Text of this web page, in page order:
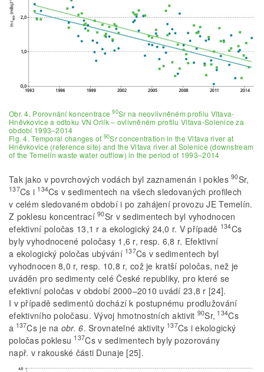
Obr. 4. Porovnání koncentrace90Sr na neovlivněném profilu Vltava-
Hněvkovice a odtoku VN Orlík – ovlivněném profilu Vltava-Solenice za
období 1993–2014
Fig. 4. Temporal changes of 90Sr concentration in the Vltava river at
Hněvkovice (reference site) and the Vltava river at Solenice (downstream
of the Temelín waste water outflow) in the period of 1993–2014
Tak jako v povrchových vodách byl zaznamenán i pokles90Sr,
137Cs i 134Cs v sedimentech na všech sledovaných profilech
v celém sledovaném období i po zahájení provozu JE Temelín.
Z poklesu koncentrací90Sr v sedimentech byl vyhodnocen
efektivní poločas 13,1 r a ekologický 24,0 r. V případě 134Cs
byly vyhodnocené poločasy 1,6 r, resp. 6,8 r. Efektivní
a ekologický poločas ubývání 137Cs v sedimentech byl
vyhodnocen 8,0 r, resp. 10,8 r, což je kratší poločas, než je
uváděn pro sedimenty celé České republiky, pro které se
efektivní poločas v období 2000–2010 uvádí 23,8 r [24].
I v případě sedimentů dochází k postupnému prodlužování
efektivního poločasu. Vývoj hmotnostních aktivit 90Sr, 134Cs
a 137Cs je na obr. 6. Srovnatelné aktivity 137Cs i ekologický
poločas poklesu 137Cs v sedimentech byly pozorovány
např. v rakouské části Dunaje [25].